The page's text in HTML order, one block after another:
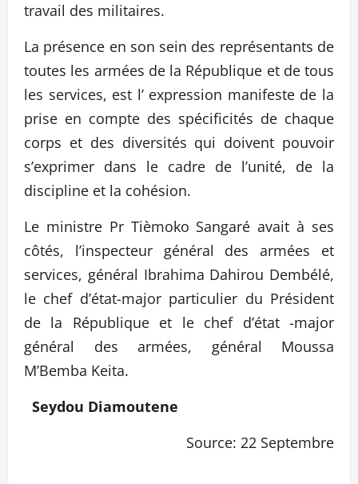
travail des militaires.
La présence en son sein des représentants de
toutes les armées de la République et de tous
les services, est l’ expression manifeste de la
prise en compte des spécificités de chaque
corps et des diversités qui doivent pouvoir
s’exprimer dans le cadre de l’unité, de la
discipline et la cohésion.
Le ministre Pr Tièmoko Sangaré avait à ses
côtés, l’inspecteur général des armées et
services, général Ibrahima Dahirou Dembélé,
le chef d’état-major particulier du Président
de la République et le chef d’état -major
général des armées, général Moussa
M’Bemba Keita.
Seydou Diamoutene
Source: 22 Septembre